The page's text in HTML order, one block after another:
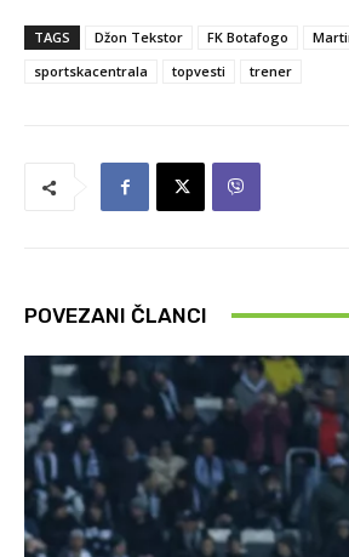
TAGS Džon Tekstor FK Botafogo
sportskacentrala
topvesti trener
POVEZANI ČLANCI